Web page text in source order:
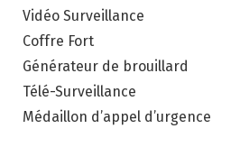
Vidéo Surveillance
Coffre Fort
Générateur de brouillard
Télé-Surveillance
Médaillon d’appel d’urgence